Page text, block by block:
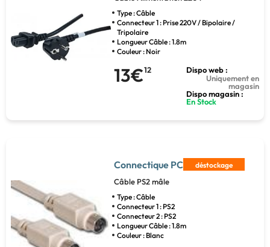
Type : Câble
Connecteur 1 : Prise 220V / Bipolaire /
Tripolaire
Longueur Câble : 1.8m
Couleur : Noir
13€12
Dispo web :
Uniquement en
magasin
Dispo magasin :
En Stock
Connectique PC déstockage
Câble PS2 mâle
Type : Câble
Connecteur 1 : PS2
Connecteur 2 : PS2
Longueur Câble : 1.8m
Couleur : Blanc